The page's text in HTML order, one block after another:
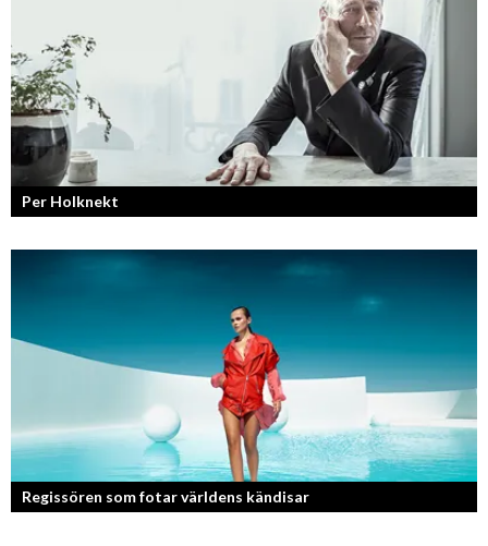
Per Holknekt
Regissören som fotar världens kändisar